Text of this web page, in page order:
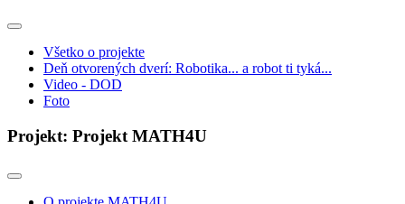
Všetko o projekte
Deň otvorených dverí: Robotika... a robot ti tyká...
Video - DOD
Foto
Projekt: Projekt MATH4U